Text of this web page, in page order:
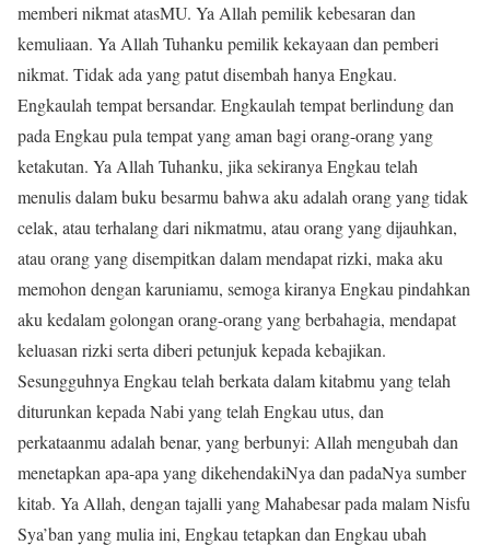
memberi nikmat atasMU. Ya Allah pemilik kebesaran dan
kemuliaan. Ya Allah Tuhanku pemilik kekayaan dan pemberi
nikmat. Tidak ada yang patut disembah hanya Engkau.
Engkaulah tempat bersandar. Engkaulah tempat berlindung dan
pada Engkau pula tempat yang aman bagi orang-orang yang
ketakutan. Ya Allah Tuhanku, jika sekiranya Engkau telah
menulis dalam buku besarmu bahwa aku adalah orang yang tidak
celak, atau terhalang dari nikmatmu, atau orang yang dijauhkan,
atau orang yang disempitkan dalam mendapat rizki, maka aku
memohon dengan karuniamu, semoga kiranya Engkau pindahkan
aku kedalam golongan orang-orang yang berbahagia, mendapat
keluasan rizki serta diberi petunjuk kepada kebajikan.
Sesungguhnya Engkau telah berkata dalam kitabmu yang telah
diturunkan kepada Nabi yang telah Engkau utus, dan
perkataanmu adalah benar, yang berbunyi: Allah mengubah dan
menetapkan apa-apa yang dikehendakiNya dan padaNya sumber
kitab. Ya Allah, dengan tajalli yang Mahabesar pada malam Nisfu
Sya’ban yang mulia ini, Engkau tetapkan dan Engkau ubah